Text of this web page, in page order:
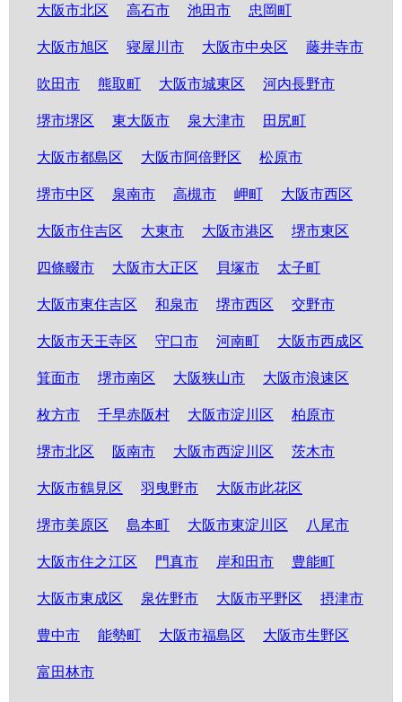
大阪市北区
高石市 池田市 忠岡町
大阪市旭区 寝屋川市 大阪市中央区 藤井寺市
吹田市 熊取町 大阪市城東区 河内長野市
堺市堺区 東大阪市 泉大津市 田尻町
大阪市都島区 大阪市阿倍野区 松原市
堺市中区 泉南市 高槻市 岬町 大阪市西区
大阪市住吉区 大東市 大阪市港区 堺市東区
四條畷市 大阪市大正区 貝塚市 太子町
大阪市東住吉区 和泉市 堺市西区 交野市
大阪市天王寺区 守口市 河南町 大阪市西成区
箕面市 堺市南区 大阪狭山市 大阪市浪速区
枚方市 千早赤阪村 大阪市淀川区 柏原市
堺市北区 阪南市 大阪市西淀川区 茨木市
大阪市鶴見区 羽曳野市 大阪市此花区
堺市美原区 島本町 大阪市東淀川区 八尾市
大阪市住之江区 門真市 岸和田市 豊能町
大阪市東成区 泉佐野市 大阪市平野区 摂津市
豊中市 能勢町 大阪市福島区 大阪市生野区
富田林市